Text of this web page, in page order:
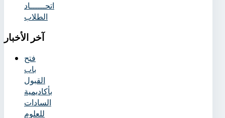
اتحــــــاد
الطلاب
آخر
الأخبار
فتح
باب
القبول
بأكاديمية
السادات
للعلوم